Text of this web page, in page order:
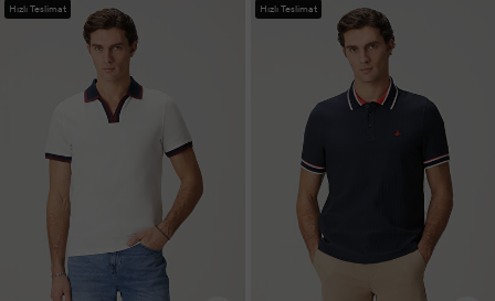
Hızlı Teslimat Hızlı Teslimat